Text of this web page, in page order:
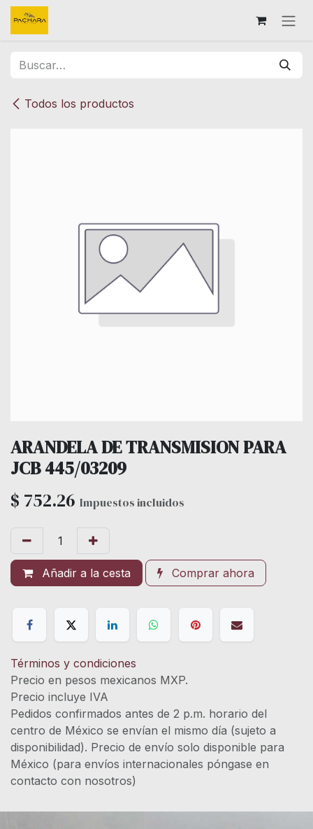
Ir al contenido
Todos los productos
ARANDELA DE TRANSMISION PARA
JCB 445/03209
$ 752.26 Impuestos incluidos
Añadir a la cesta Comprar ahora
Términos y condiciones
Precio en pesos mexicanos MXP.
Precio incluye IVA
Pedidos confirmados antes de 2 p.m. horario del
centro de México se envían el mismo día (sujeto a
disponibilidad). Precio de envío solo disponible para
México (para envíos internacionales póngase en
contacto con nosotros)